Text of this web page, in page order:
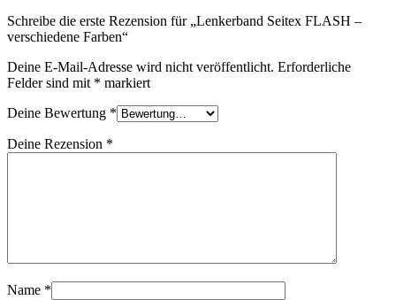
Schreibe die erste Rezension für „Lenkerband Seitex FLASH –
verschiedene Farben“
Deine E-Mail-Adresse wird nicht veröffentlicht. Erforderliche
Felder sind mit * markiert
Deine Bewertung *
Deine Rezension *
Name *